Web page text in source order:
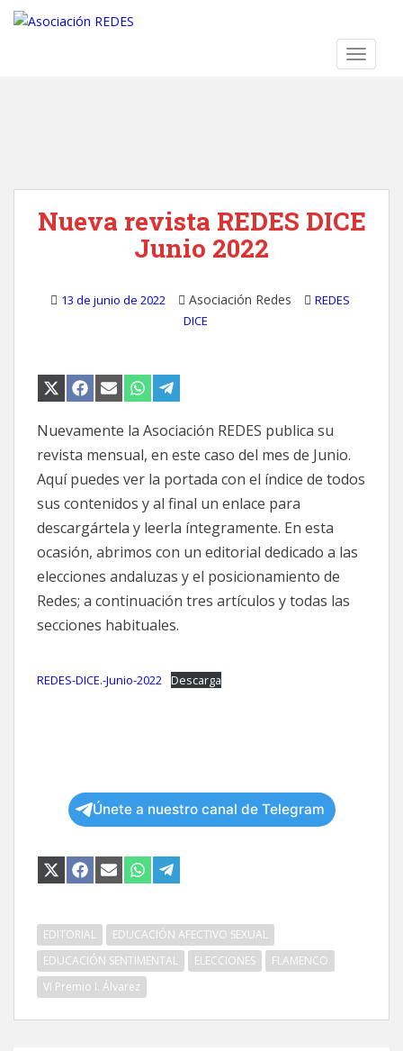
Nueva revista REDES DICE
Junio 2022
13 de junio de 2022 Asociación Redes
REDES
DICE
COMPARTIR
EN
(TWITTER)
COMPARTIR
EN
COMPARTIR
EN
COMPARTIR
EN
COMPARTIR
EN
Nuevamente la Asociación REDES publica su
revista mensual, en este caso del mes de Junio.
Aquí puedes ver la portada con el índice de todos
sus contenidos y al final un enlace para
descargártela y leerla íntegramente. En esta
ocasión, abrimos con un editorial dedicado a las
elecciones andaluzas y el posicionamiento de
Redes; a continuación tres artículos y todas las
secciones habituales.
REDES-DICE.-Junio-2022 Descarga
Únete a nuestro canal de Telegram
COMPARTIR
EN
COMPARTIR
EN
COMPARTIR
EN
COMPARTIR
EN
COMPARTIR
EN
EDITORIAL
EDUCACIÓN AFECTIVO SEXUAL
EDUCACIÓN SENTIMENTAL
ELECCIONES
FLAMENCO
VI Premio I. Álvarez